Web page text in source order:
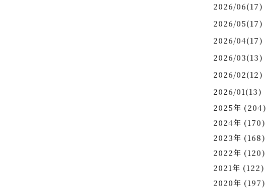
2026/06(17)
2026/05(17)
2026/04(17)
2026/03(13)
2026/02(12)
2026/01(13)
2025年 (204)
2024年 (170)
2023年 (168)
2022年 (120)
2021年 (122)
2020年 (197)